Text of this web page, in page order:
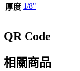
厚度 1/8"
QR Code
相關商品